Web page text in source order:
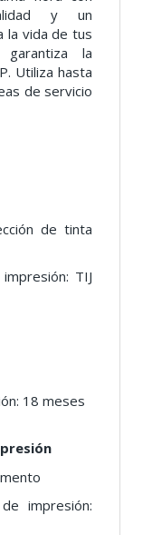
y un
la vida de tus
la
Utiliza hasta
de servicio
de tinta
TIJ
18 meses
impresión: